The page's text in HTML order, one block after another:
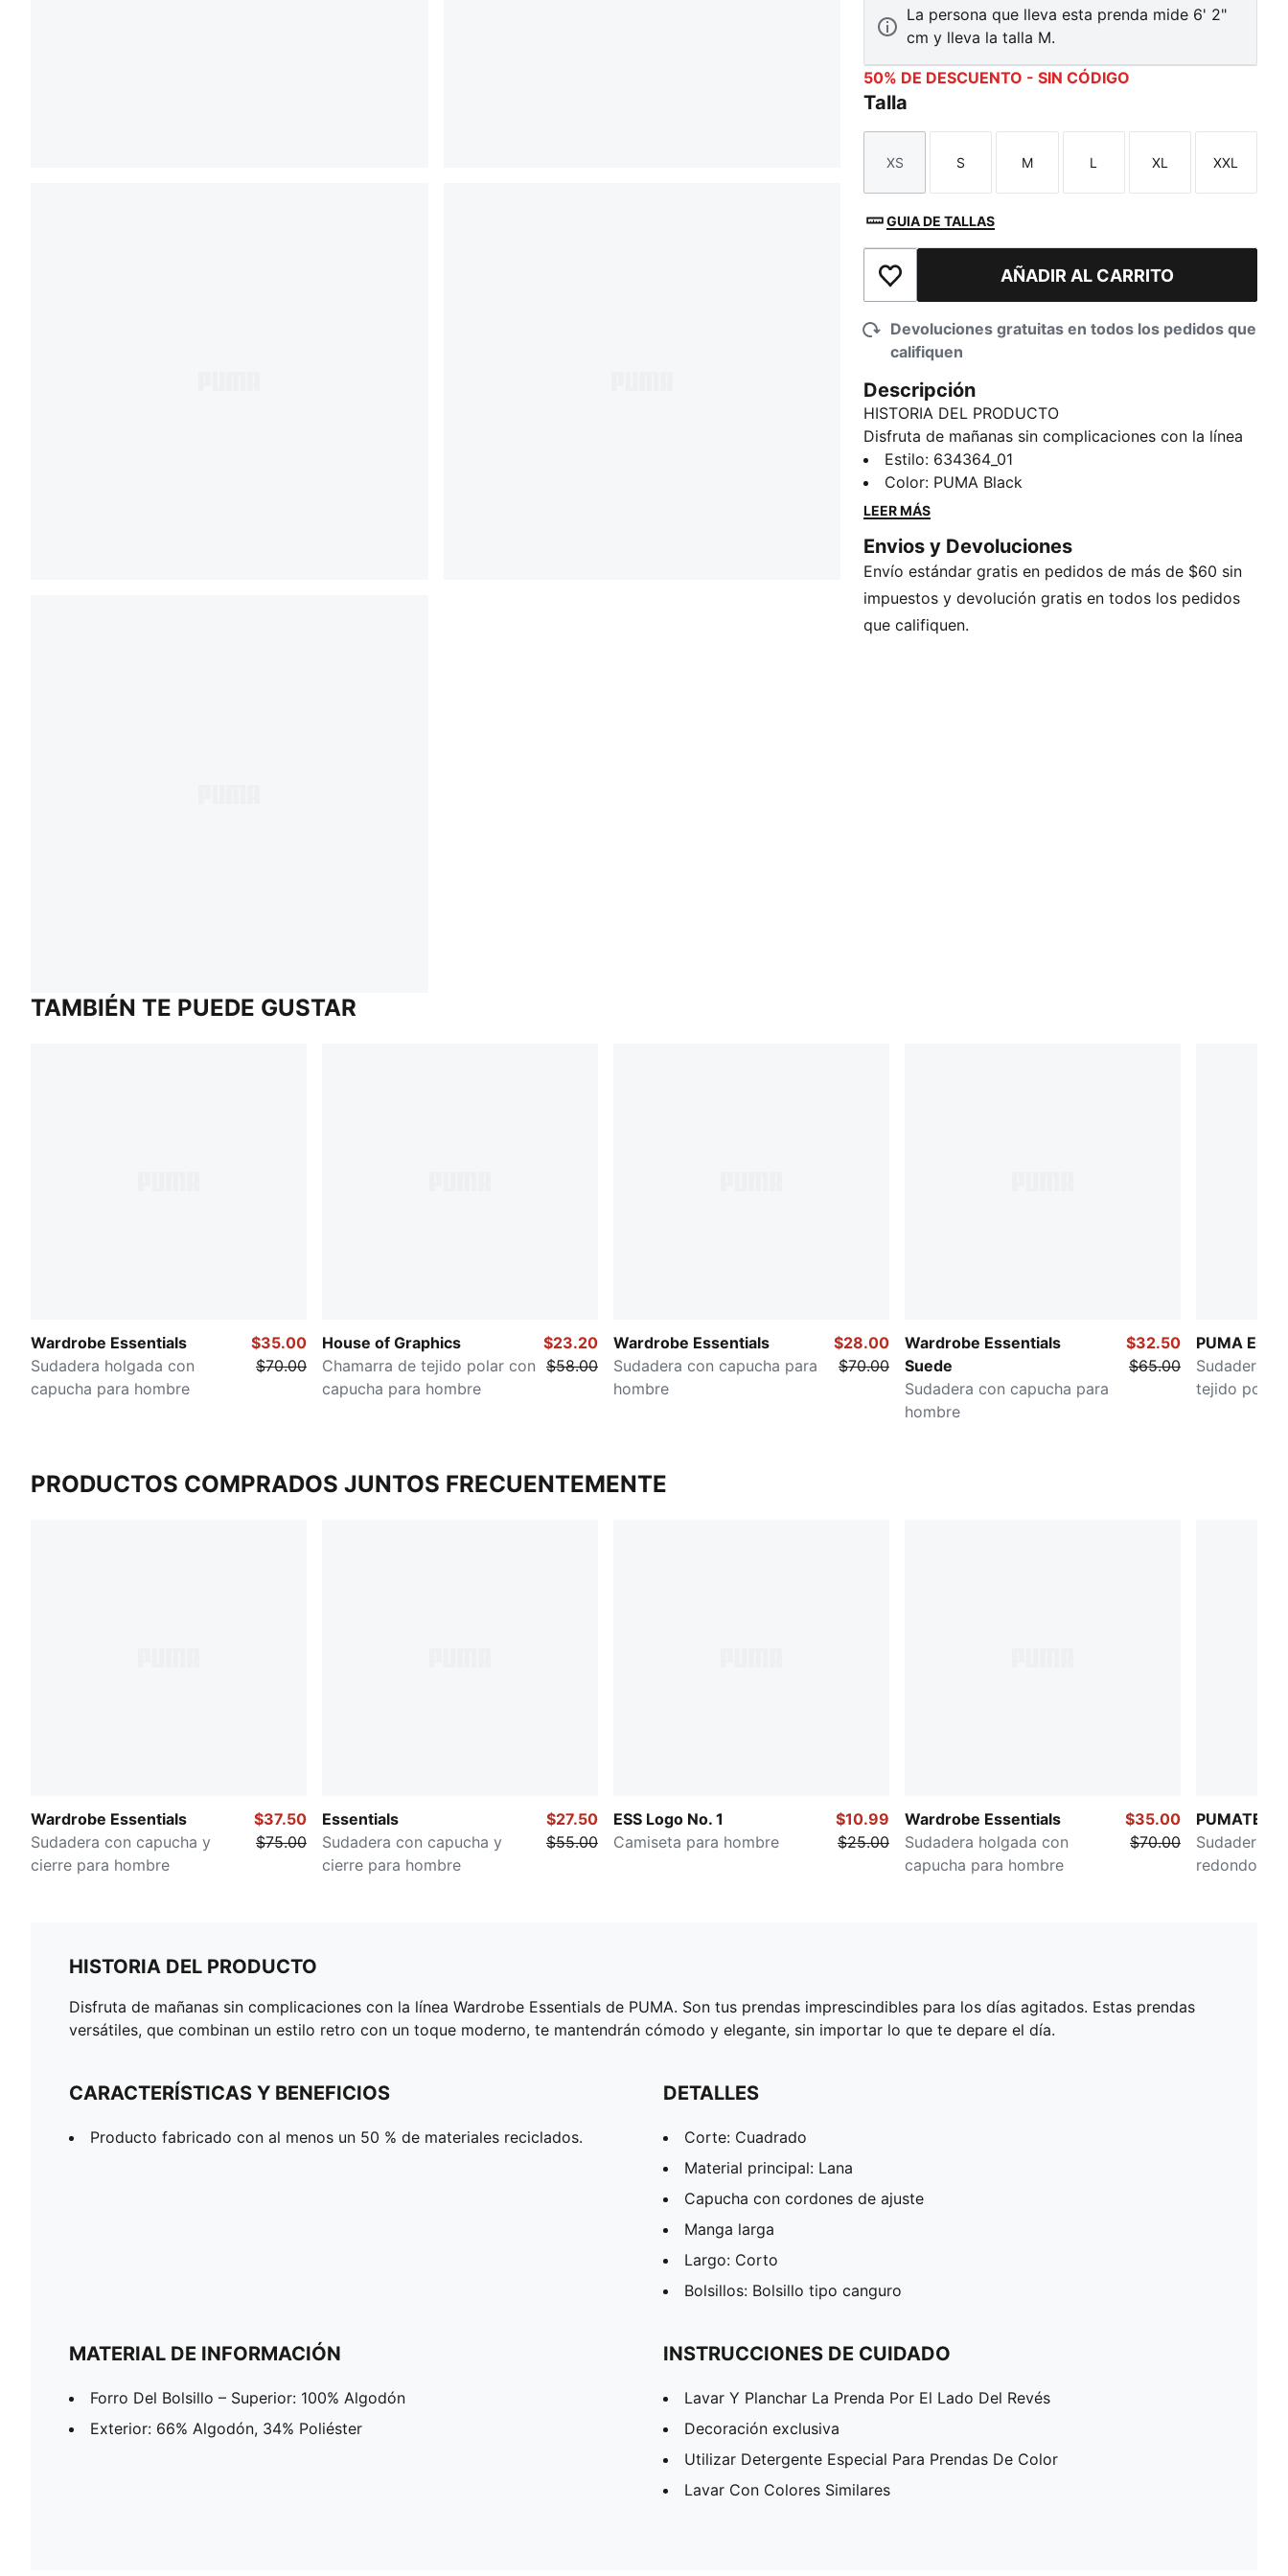
La persona que lleva esta prenda mide 6' 2"
cm y lleva la talla M.
50% DE DESCUENTO - SIN CÓDIGO
Talla
Talla
XS
Talla
S
Talla
M
Talla
L
Talla
XL
Talla
XXL
GUIA DE TALLAS
Añadir a la lista de deseosAÑADIR AL CARRITO
Devoluciones gratuitas en todos los pedidos que
califiquen
Descripción
HISTORIA DEL PRODUCTO
Disfruta de mañanas sin complicaciones con la línea
Wardrobe Essentials de PUMA. Son tus prendas
imprescindibles para los días agitados. Estas prendas
versátiles, que combinan un estilo retro con un toque
importar lo que te depare el día.
CARACTERÍSTICAS Y BENEFICIOS
Producto fabricado con al menos un 50 % de
materiales reciclados.
Estilo: 634364_01
Color: PUMA Black
LEER MÁS
Envios y Devoluciones
Envío estándar gratis en pedidos de más de $60 sin
impuestos y devolución gratis en todos los pedidos
que califiquen.
TAMBIÉN TE PUEDE GUSTAR
Wardrobe Essentials
Sudadera holgada con
capucha para hombre
$35.00
$70.00
House of Graphics
Chamarra de tejido polar con
capucha para hombre
$23.20
$58.00
Wardrobe Essentials
Sudadera con capucha para
hombre
$28.00
$70.00
Wardrobe Essentials
Suede
Sudadera con capucha para
hombre
$32.50
$65.00
PUMA
Sudadera
tejido polar
PRODUCTOS COMPRADOS JUNTOS FRECUENTEMENTE
Wardrobe Essentials
Sudadera con capucha y
cierre para hombre
$37.50
$75.00
Essentials
Sudadera con capucha y
cierre para hombre
$27.50
$55.00
ESS Logo No. 1
Camiseta para hombre
$10.99
$25.00
Wardrobe Essentials
Sudadera holgada con
capucha para hombre
$35.00
$70.00
PUMATECH
Sudadera
redondo
HISTORIA DEL PRODUCTO
Disfruta de mañanas sin complicaciones con la línea Wardrobe Essentials de PUMA. Son tus prendas imprescindibles para los días agitados. Estas prendas
versátiles, que combinan un estilo retro con un toque moderno, te mantendrán cómodo y elegante, sin importar lo que te depare el día.
CARACTERÍSTICAS Y BENEFICIOS
Producto fabricado con al menos un 50 % de materiales reciclados.
DETALLES
Corte: Cuadrado
Material principal: Lana
Capucha con cordones de ajuste
Manga larga
Largo: Corto
Bolsillos: Bolsillo tipo canguro
MATERIAL DE INFORMACIÓN
Forro Del Bolsillo – Superior: 100% Algodón
Exterior: 66% Algodón, 34% Poliéster
INSTRUCCIONES DE CUIDADO
Lavar Y Planchar La Prenda Por El Lado Del Revés
Decoración exclusiva
Utilizar Detergente Especial Para Prendas De Color
Lavar Con Colores Similares